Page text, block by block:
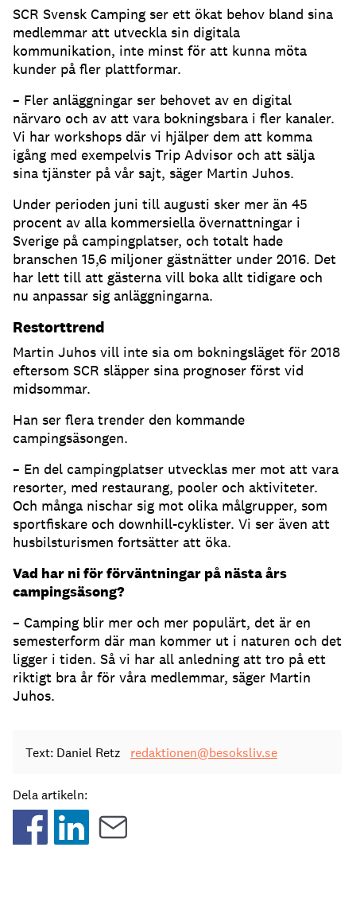
SCR Svensk Camping ser ett ökat behov bland sina
medlemmar att utveckla sin digitala
kommunikation, inte minst för att kunna möta
kunder på fler plattformar.
– Fler anläggningar ser behovet av en digital
närvaro och av att vara bokningsbara i fler kanaler.
Vi har workshops där vi hjälper dem att komma
igång med exempelvis Trip Advisor och att sälja
sina tjänster på vår sajt, säger Martin Juhos.
Under perioden juni till augusti sker mer än 45
procent av alla kommersiella övernattningar i
Sverige på campingplatser, och totalt hade
branschen 15,6 miljoner gästnätter under 2016. Det
har lett till att gästerna vill boka allt tidigare och
nu anpassar sig anläggningarna.
Restorttrend
Martin Juhos vill inte sia om bokningsläget för 2018
eftersom SCR släpper sina prognoser först vid
midsommar.
Han ser flera trender den kommande
campingsäsongen.
– En del campingplatser utvecklas mer mot att vara
resorter, med restaurang, pooler och aktiviteter.
Och många nischar sig mot olika målgrupper, som
sportfiskare och downhill-cyklister. Vi ser även att
husbilsturismen fortsätter att öka.
Vad har ni för förväntningar på nästa års
campingsäsong?
– Camping blir mer och mer populärt, det är en
semesterform där man kommer ut i naturen och det
ligger i tiden. Så vi har all anledning att tro på ett
riktigt bra år för våra medlemmar, säger Martin
Juhos.
Text: Daniel Retz redaktionen@besoksliv.se
Dela artikeln: